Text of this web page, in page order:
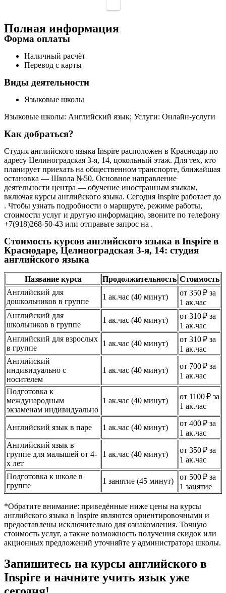
Полная информация
Форма оплаты
Наличный расчёт
Перевод с карты
Виды деятельности
Языковые школы
Языковые школы: Английский язык; Услуги: Онлайн-услуги
Как добраться?
Студия английского языка Inspire расположен в Краснодар по
адресу Целиноградская 3-я, 14, цокольный этаж. Для тех, кто
планирует приехать на общественном транспорте, ближайшая
остановка — Школа №50. Основное направление
деятельности центра — обучение иностранным языкам,
включая курсы английского языка. Сегодня Inspire работает до
. Чтобы узнать подробности о маршруте, режиме работы,
стоимости услуг и другую информацию, звоните по телефону
+7(918)268-50-43 или отправьте запрос на .
Стоимость курсов английского языка в Inspire в
Краснодаре, Целиноградская 3-я, 14: студия
английского языка
Название курса Продолжительность Стоимость
Английский для
дошкольников в группе
1 ак.час (40 минут)
от 350 ₽ за
1 ак.час
Английский для
школьников в группе
1 ак.час (40 минут)
от 310 ₽ за
1 ак.час
Английский для взрослых
в группе
1 ак.час (40 минут)
от 310 ₽ за
1 ак.час
Английский
индивидуально с
носителем
1 ак.час (40 минут)
от 700 ₽ за
1 ак.час
Подготовка к
международным
экзаменам индивидуально
1 ак.час (40 минут)
от 1100 ₽ за
1 ак.час
Английский язык в паре 1 ак.час (40 минут)
от 400 ₽ за
1 ак.час
Английский язык в
группе для малышей от 4-
х лет
1 ак.час (40 минут)
от 350 ₽ за
1 ак.час
Подготовка к школе в
группе
1 занятие (45 минут)
от 500 ₽ за
1 занятие
*Обратите внимание: приведённые ниже цены на курсы
английского языка в Inspire являются ориентировочными и
предоставлены исключительно для ознакомления. Точную
стоимость услуг, а также возможность получения скидок или
акционных предложений уточняйте у администратора школы.
Запишитесь на курсы английского в
Inspire и начните учить язык уже